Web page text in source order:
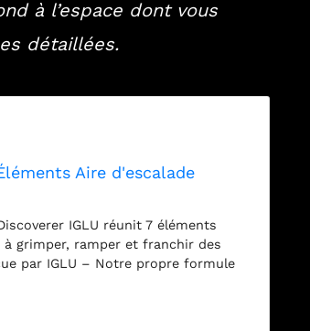
à l’espace dont vous
détaillées.
Aire d'escalade
IGLU réunit 7 éléments
grimper, ramper et franchir des
par IGLU – Notre propre formule
stable pour grimper en toute
coordination – Grimper sur les